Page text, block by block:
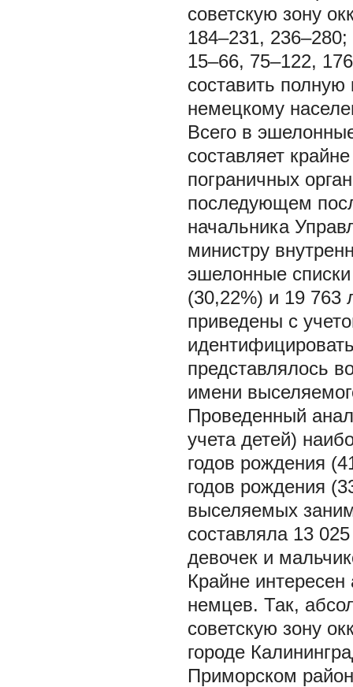
советскую зону
184–231,
15–66, 75–122,
составить полную
немецкому
Всего в
составляет
пограничных
последующем
начальника
министру
эшелонные
(30,22%) и 19 763
приведены с
представлялось
имени
Проведенный
учета детей)
годов рождения
годов рождения
выселяемых
составляла 13
девочек и
Крайне
немцев. Так,
советскую зону
городе
Приморском